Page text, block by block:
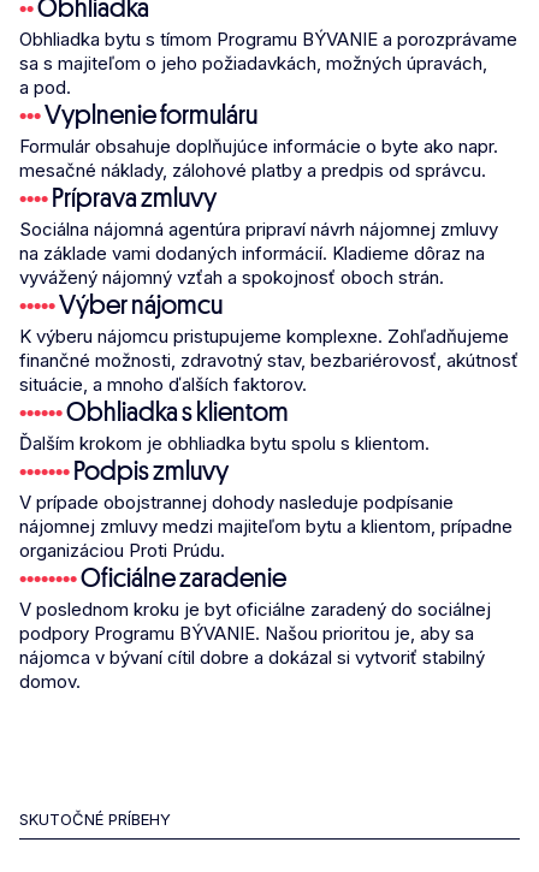
••Obhliadka
Obhliadka bytu s tímom Programu BÝVANIE a porozprávame
sa s majiteľom o jeho požiadavkách, možných úpravách,
a pod.
•••Vyplnenie formuláru
Formulár obsahuje doplňujúce informácie o byte ako napr.
mesačné náklady, zálohové platby a predpis od správcu.
••••Príprava zmluvy
Sociálna nájomná agentúra pripraví návrh nájomnej zmluvy
na základe vami dodaných informácií. Kladieme dôraz na
vyvážený nájomný vzťah a spokojnosť oboch strán.
•••••Výber nájomcu
K výberu nájomcu pristupujeme komplexne. Zohľadňujeme
finančné možnosti, zdravotný stav, bezbariérovosť, akútnosť
situácie, a mnoho ďalších faktorov.
••••••Obhliadka s klientom
Ďalším krokom je obhliadka bytu spolu s klientom.
•••••••Podpis zmluvy
V prípade obojstrannej dohody nasleduje podpísanie
nájomnej zmluvy medzi majiteľom bytu a klientom, prípadne
organizáciou Proti Prúdu.
••••••••Oficiálne zaradenie
V poslednom kroku je byt oficiálne zaradený do sociálnej
podpory Programu BÝVANIE. Našou prioritou je, aby sa
nájomca v bývaní cítil dobre a dokázal si vytvoriť stabilný
domov.
SKUTOČNÉ PRÍBEHY